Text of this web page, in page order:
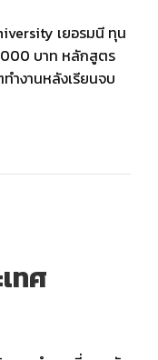
เยอรมนี ทุน
บาท หลักสูตร
ำงานหลังเรียนจบ
ทศ